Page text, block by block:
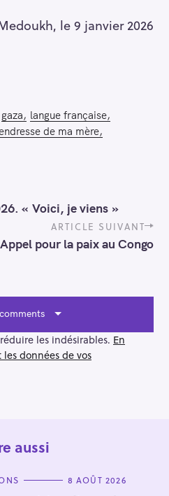
le 9 janvier 2026
gaza
langue française
de ma mère
« Voici, je viens »
ARTICLE SUIVANT
Appel pour la paix au Congo
les indésirables. En
données de vos
aussi
8 AOÛT 2026